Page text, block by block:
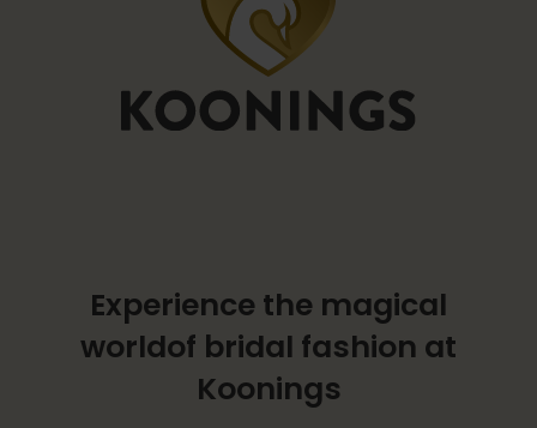
Experience the magical
worldof bridal fashion at
Koonings